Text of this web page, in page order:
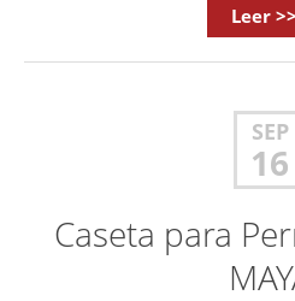
Leer
SEP
16
Caseta para